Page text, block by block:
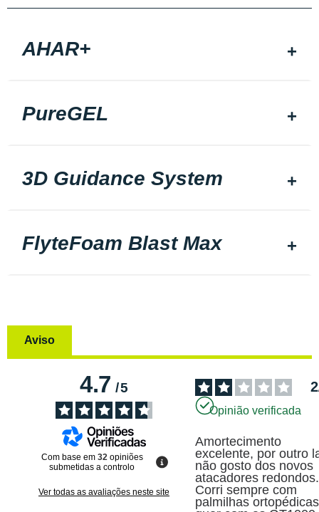
AHAR+
PureGEL
3D Guidance System
FlyteFoam Blast Max
Aviso
4.7/5
Com base em 32 opiniões
submetidas a controlo
Ver todas as avaliações neste site
2
Opinião verificada
Amortecimento
excelente, por outro
não gosto dos novos
atacadores redondos.
Corri sempre com
palmilhas